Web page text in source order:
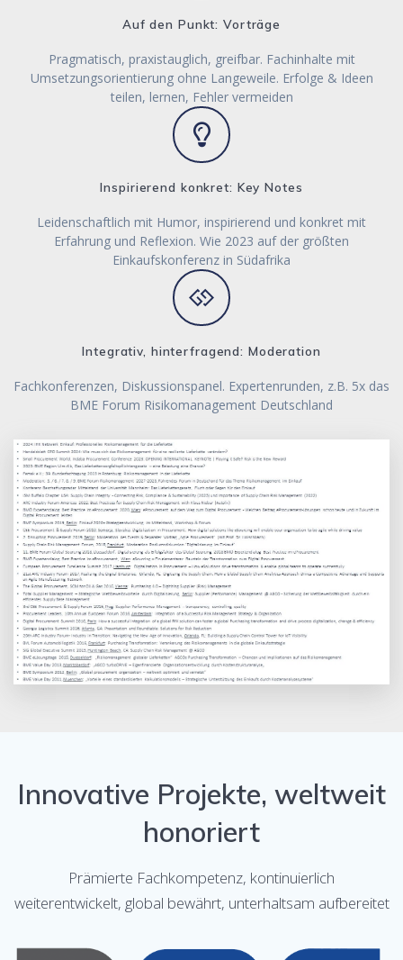
Auf den Punkt: Vorträge
Pragmatisch, praxistauglich, greifbar. Fachinhalte mit
Umsetzungsorientierung ohne Langeweile. Erfolge & Ideen
teilen, lernen, Fehler vermeiden
Inspirierend konkret: Key Notes
Leidenschaftlich mit Humor, inspirierend und konkret mit
Erfahrung und Reflexion. Wie 2023 auf der größten
Einkaufskonferenz in Südafrika
Integrativ, hinterfragend: Moderation
Fachkonferenzen, Diskussionspanel. Expertenrunden, z.B. 5x das
BME Forum Risikomanagement Deutschland
Innovative Projekte, weltweit
honoriert
Prämierte Fachkompetenz, kontinuierlich
weiterentwickelt, global bewährt, unterhaltsam aufbereitet